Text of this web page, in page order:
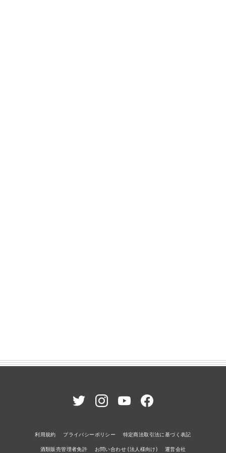
利用規約 プライバシーポリシー 特定商法取引法に基づく表記
酒類販売管理者免許 お問い合わせ (法人様向け) 運営会社